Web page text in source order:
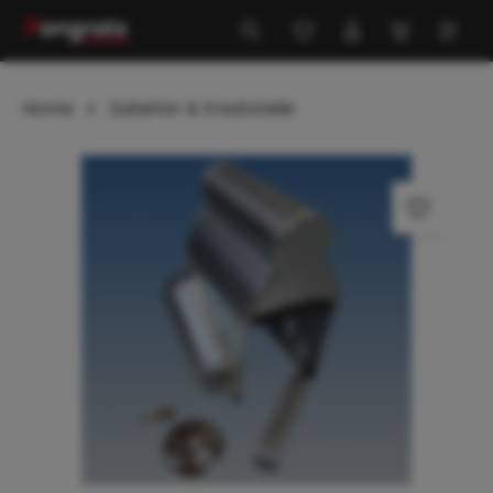
springen
Home Zubehör & Ersatzteile
Bildergalerie überspringen